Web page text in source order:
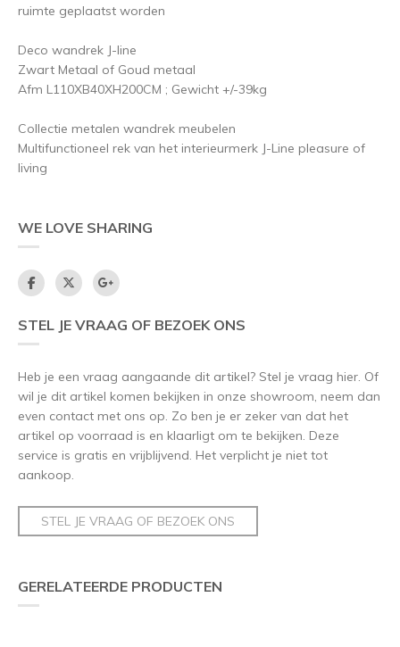
ruimte geplaatst worden
Deco wandrek J-line
Zwart Metaal of Goud metaal
Afm L110XB40XH200CM ; Gewicht +/-39kg
Collectie metalen wandrek meubelen
Multifunctioneel rek van het interieurmerk J-Line pleasure of
living
WE LOVE SHARING
STEL JE VRAAG OF BEZOEK ONS
Heb je een vraag aangaande dit artikel? Stel je vraag hier. Of
wil je dit artikel komen bekijken in onze showroom, neem dan
even contact met ons op. Zo ben je er zeker van dat het
artikel op voorraad is en klaarligt om te bekijken. Deze
service is gratis en vrijblijvend. Het verplicht je niet tot
aankoop.
STEL JE VRAAG OF BEZOEK ONS
GERELATEERDE PRODUCTEN